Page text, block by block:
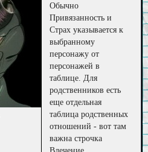
Обычно
Привязанность и
Страх указывается к
выбранному
персонажу от
персонажей в
таблице. Для
родственников есть
еще отдельная
таблица родственных
отношений - вот там
важна строчка